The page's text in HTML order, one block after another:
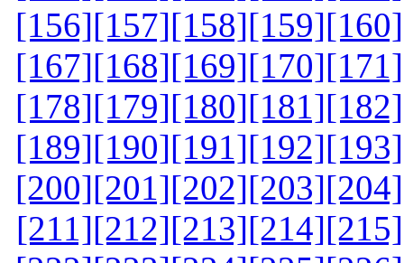
[156][157][158][159][160]
[167][168][169][170][171]
[178][179][180][181][182]
[189][190][191][192][193]
[200][201][202][203][204]
[211][212][213][214][215]